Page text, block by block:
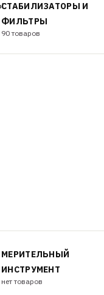
СТАБИЛИЗАТОРЫ И
ФИЛЬТРЫ
90 товаров
МЕРИТЕЛЬНЫЙ
ИНСТРУМЕНТ
нет товаров